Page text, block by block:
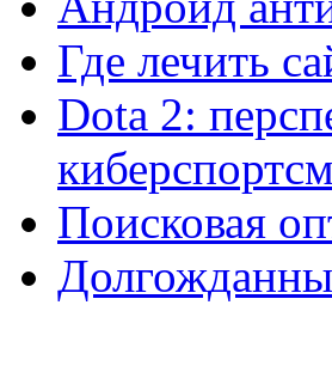
Где лечить
Dota 2:
Поисковая